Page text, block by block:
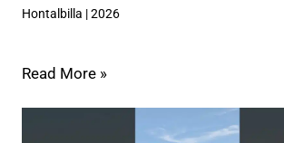
Hontalbilla |2026
Read More »